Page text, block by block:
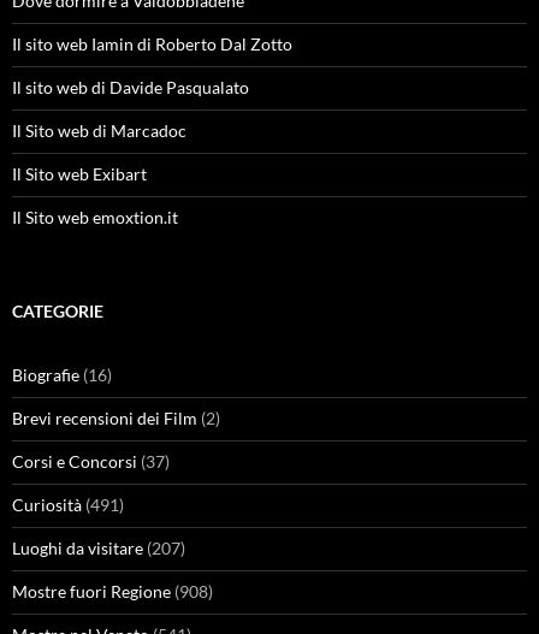
Il sito web Iamin di Roberto Dal Zotto
Il sito web di Davide Pasqualato
Il Sito web di Marcadoc
Il Sito web Exibart
Il Sito web emoxtion.it
CATEGORIE
Biografie (16)
Brevi recensioni dei Film (2)
Corsi e Concorsi (37)
Curiosità (491)
Luoghi da visitare (207)
Mostre fuori Regione (908)